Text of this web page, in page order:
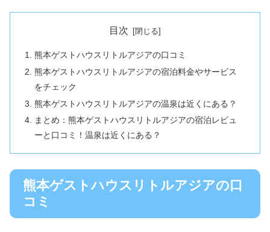
目次
熊本ゲストハウスリトルアジアの口コミ
熊本ゲストハウスリトルアジアの宿泊料金やサービス
をチェック
熊本ゲストハウスリトルアジアの温泉は近くにある？
まとめ：熊本ゲストハウスリトルアジアの宿泊レビュ
ーと口コミ！温泉は近くにある？
熊本ゲストハウスリトルアジアの口
コミ